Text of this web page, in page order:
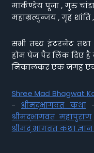
मार्कण्डेय पूजा , गुरु
महाम्रत्युन्जय , गृह शांति
सभी तथ्य इंटरनेट तथा
होम पेज पैर लिंक दिए
निकालकर एक जगह
Shree Mad Bhagwat
- श्रीमद्भागवत कथा
श्रीमद्भागवत महापुराण
श्रीमद् भागवत कथा ज्ञान